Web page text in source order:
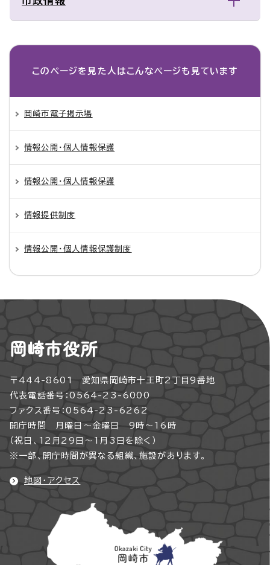
このページを見た人は こんなページも見ています
岡崎市電子掲示場
情報公開・個人情報保護
情報公開・個人情報保護
情報提供制度
情報公開・個人情報保護制度
岡崎市役所
〒444-8601 愛知県岡崎市十王町2丁目9番地
代表電話番号：0564-23-6000
ファクス番号：0564-23-6262
開庁時間 月曜日～金曜日 9時～16時
（祝日、12月29日～1月3日を除く）
※一部、開庁時間が異なる組織、施設があります。
地図・アクセス